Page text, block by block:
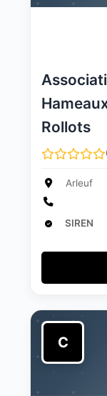
Rollots
Arleuf
SIREN
C